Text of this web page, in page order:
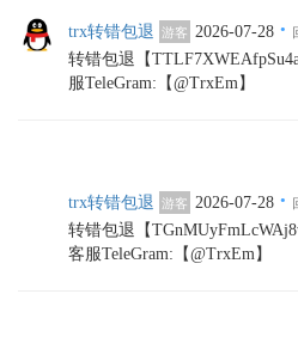
trx转错包退 游客 2026-07-28 ·
转错包退【
服TeleGram:【@TrxEm】
trx转错包退 游客 2026-07-28 ·
转错包退【
客服TeleGram:【@TrxEm】